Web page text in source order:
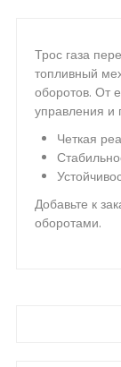
Трос газа
топливный
оборотов. От
управления и
Четкая
Добавьте к
оборотами.